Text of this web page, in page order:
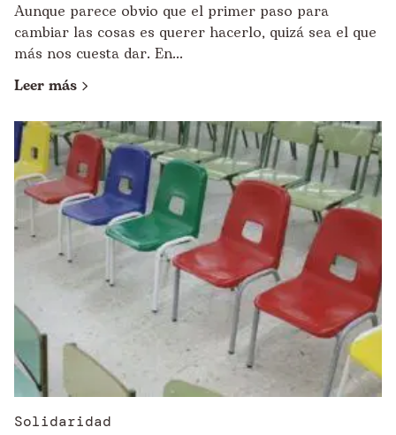
Aunque parece obvio que el primer paso para
cambiar las cosas es querer hacerlo, quizá sea el que
más nos cuesta dar. En...
Leer más
Solidaridad